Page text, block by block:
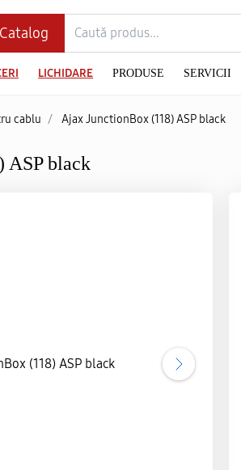
Catalog
LICHIDARE PRODUSE SERVICII
cablu / Ajax JunctionBox (118) ASP black
ASP black